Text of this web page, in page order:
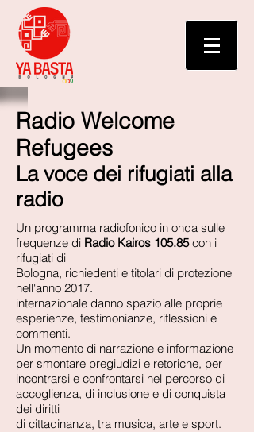
Radio Welcome
Refugees
La voce dei rifugiati alla
radio
Un programma radiofonico in onda sulle
frequenze di Radio Kairos 105.85con i
rifugiati di
Bologna, richiedenti e titolari di protezione
nell'anno 2017.
internazionale danno spazio alle proprie
esperienze, testimonianze, riflessioni e
commenti.
Un momento di narrazione e informazione
per smontare pregiudizi e retoriche, per
incontrarsi e confrontarsi nel percorso di
accoglienza, di inclusione e di conquista
dei diritti
di cittadinanza, tra musica, arte e sport.